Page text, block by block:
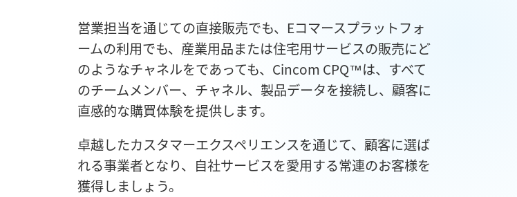
営業担当を通じての直接販売でも、Eコマースプラットフォ
ームの利用でも、産業用品または住宅用サービスの販売にど
のようなチャネルをであっても、Cincom CPQ™は、すべて
のチームメンバー、チャネル、製品データを接続し、顧客に
直感的な購買体験を提供します。
卓越したカスタマーエクスペリエンスを通じて、顧客に選ば
れる事業者となり、自社サービスを愛用する常連のお客様を
獲得しましょう。